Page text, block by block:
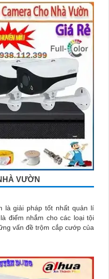
VƯỜN
là giải pháp tốt nhất quản lí
điểm nhắm cho các loại tội
vấn đề trộm cắp cướp của